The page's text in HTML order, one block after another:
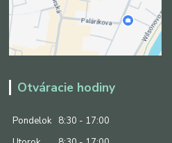
Otváracie hodiny
Pondelok
8:30 - 17:00